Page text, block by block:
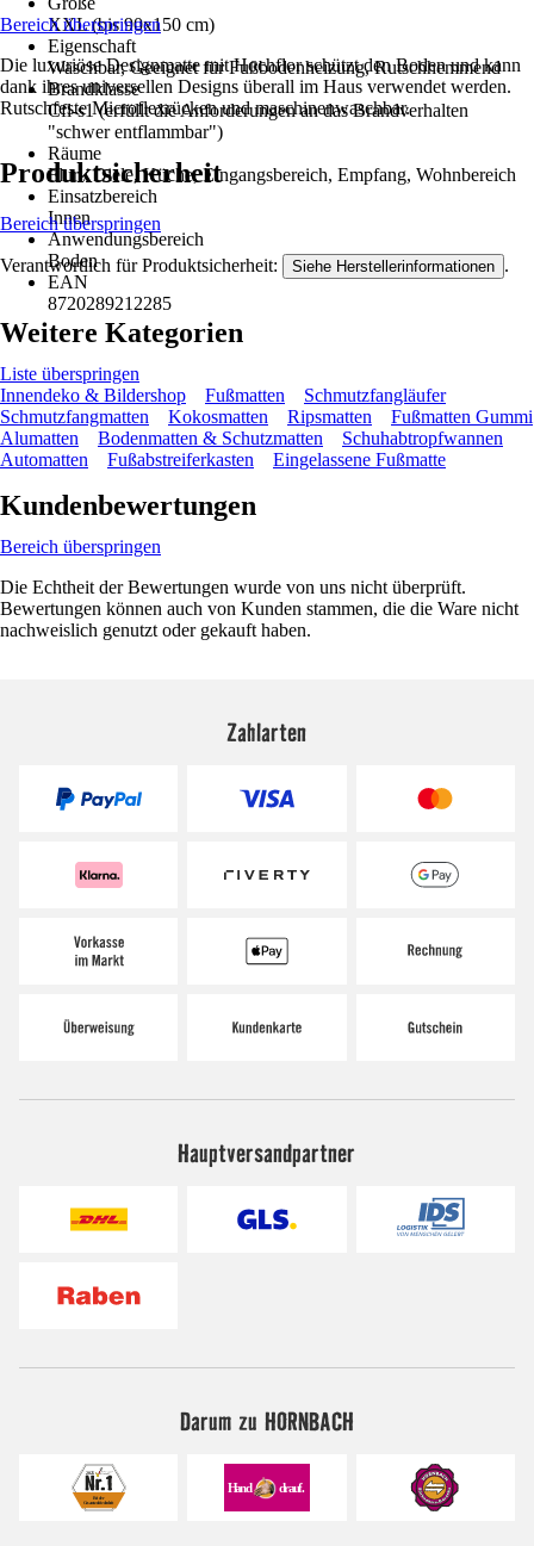
XXL (bis 90x150 cm)
Eigenschaft
Waschbar, Geeignet für Fußbodenheizung, Rutschhemmend
Brandklasse
Cfl-s1 (erfüllt die Anforderungen an das Brandverhalten
"schwer entflammbar")
Räume
Flur / Diele, Küche, Eingangsbereich, Empfang, Wohnbereich
Einsatzbereich
Innen
Anwendungsbereich
Boden
EAN
8720289212285
Bereich überspringen
Die luxuriöse Designmatte mit Hochflor schützt den Boden und kann
dank ihres universellen Designs überall im Haus verwendet werden.
Rutschfeste Microflexrücken und maschinenwaschbar.
Produktsicherheit
Bereich überspringen
Verantwortlich für Produktsicherheit: Siehe Herstellerinformationen .
Weitere Kategorien
Liste überspringen
Innendeko & Bildershop
Fußmatten
Schmutzfangläufer
Schmutzfangmatten
Kokosmatten Ripsmatten
Fußmatten Gummi
Alumatten
Bodenmatten & Schutzmatten
Schuhabtropfwannen
Automatten
Fußabstreiferkasten Eingelassene Fußmatte
Kundenbewertungen
Bereich überspringen
Die Echtheit der Bewertungen wurde von uns nicht überprüft.
Bewertungen können auch von Kunden stammen, die die Ware nicht
nachweislich genutzt oder gekauft haben.
Zahlarten
Hauptversandpartner
Darum zu HORNBACH